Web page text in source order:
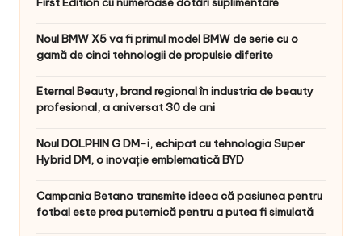
Noul BMW X5 va fi primul model BMW de serie cu o
gamă de cinci tehnologii de propulsie diferite
Eternal Beauty, brand regional în industria de beauty
profesional, a aniversat 30 de ani
Noul DOLPHIN G DM-i, echipat cu tehnologia Super
Hybrid DM, o inovație emblematică BYD
Campania Betano transmite ideea că pasiunea pentru
fotbal este prea puternică pentru a putea fi simulată